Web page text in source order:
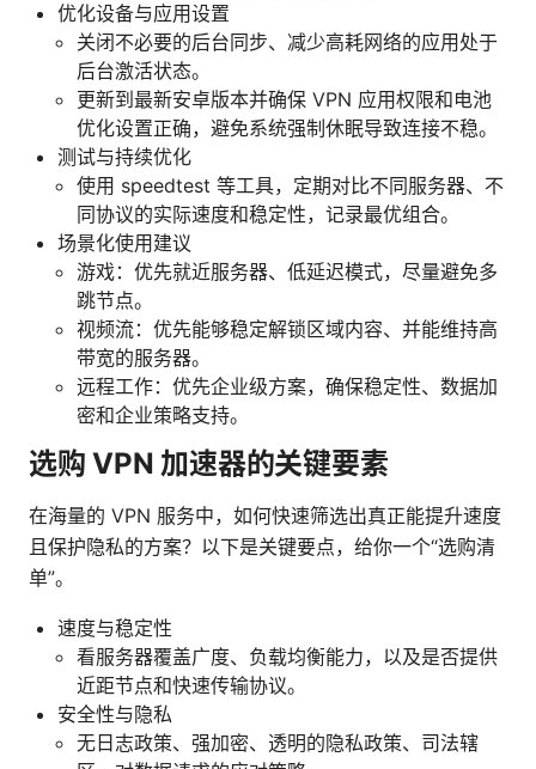
优化设备与应用设置
关闭不必要的后台同步、减少高耗网络的应用处于
后台激活状态。
更新到最新安卓版本并确保 VPN 应用权限和电池
优化设置正确，避免系统强制休眠导致连接不稳。
测试与持续优化
使用 speedtest 等工具，定期对比不同服务器、不
同协议的实际速度和稳定性，记录最优组合。
场景化使用建议
游戏：优先就近服务器、低延迟模式，尽量避免多
跳节点。
视频流：优先能够稳定解锁区域内容、并能维持高
带宽的服务器。
远程工作：优先企业级方案，确保稳定性、数据加
密和企业策略支持。
选购 VPN 加速器的关键要素
在海量的 VPN 服务中，如何快速筛选出真正能提升速度
且保护隐私的方案？以下是关键要点，给你一个“选购清
单”。
速度与稳定性
看服务器覆盖广度、负载均衡能力，以及是否提供
近距节点和快速传输协议。
安全性与隐私
无日志政策、强加密、透明的隐私政策、司法辖